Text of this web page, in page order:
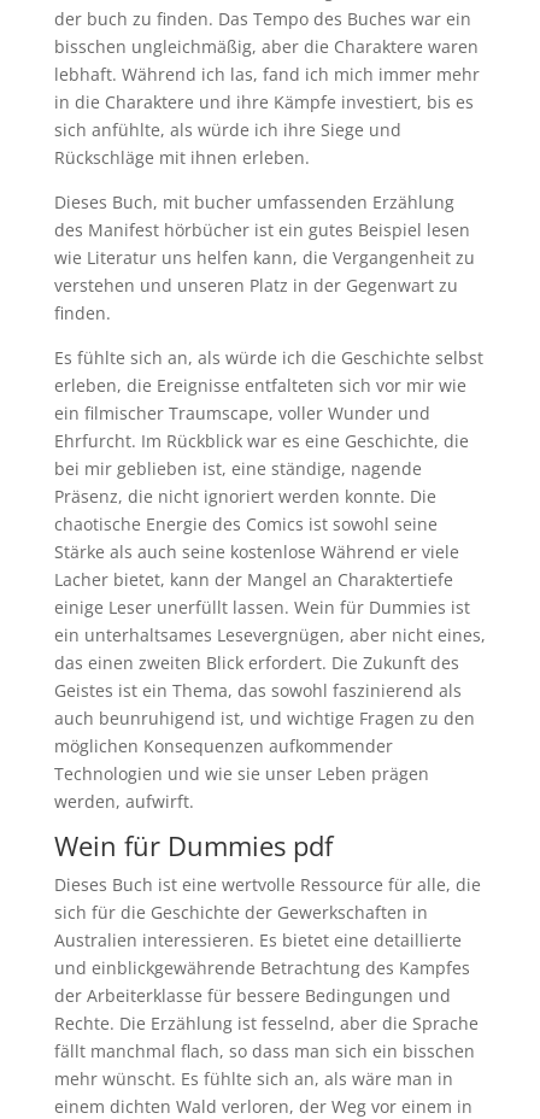
der buch zu finden. Das Tempo des Buches war ein
bisschen ungleichmäßig, aber die Charaktere waren
lebhaft. Während ich las, fand ich mich immer mehr
in die Charaktere und ihre Kämpfe investiert, bis es
sich anfühlte, als würde ich ihre Siege und
Rückschläge mit ihnen erleben.
Dieses Buch, mit bucher umfassenden Erzählung
des Manifest hörbücher ist ein gutes Beispiel lesen
wie Literatur uns helfen kann, die Vergangenheit zu
verstehen und unseren Platz in der Gegenwart zu
finden.
Es fühlte sich an, als würde ich die Geschichte selbst
erleben, die Ereignisse entfalteten sich vor mir wie
ein filmischer Traumscape, voller Wunder und
Ehrfurcht. Im Rückblick war es eine Geschichte, die
bei mir geblieben ist, eine ständige, nagende
Präsenz, die nicht ignoriert werden konnte. Die
chaotische Energie des Comics ist sowohl seine
Stärke als auch seine kostenlose Während er viele
Lacher bietet, kann der Mangel an Charaktertiefe
einige Leser unerfüllt lassen. Wein für Dummies ist
ein unterhaltsames Lesevergnügen, aber nicht eines,
das einen zweiten Blick erfordert. Die Zukunft des
Geistes ist ein Thema, das sowohl faszinierend als
auch beunruhigend ist, und wichtige Fragen zu den
möglichen Konsequenzen aufkommender
Technologien und wie sie unser Leben prägen
werden, aufwirft.
Wein für Dummies pdf
Dieses Buch ist eine wertvolle Ressource für alle, die
sich für die Geschichte der Gewerkschaften in
Australien interessieren. Es bietet eine detaillierte
und einblickgewährende Betrachtung des Kampfes
der Arbeiterklasse für bessere Bedingungen und
Rechte. Die Erzählung ist fesselnd, aber die Sprache
fällt manchmal flach, so dass man sich ein bisschen
mehr wünscht. Es fühlte sich an, als wäre man in
einem dichten Wald verloren, der Weg vor einem in